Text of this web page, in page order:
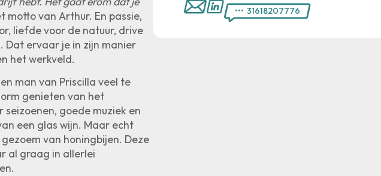
motto van Arthur. En passie,
liefde voor de natuur, drive
Dat ervaar je in zijn manier
het werkveld.
man van Priscilla veel te
genieten van het
goede muziek en
een glas wijn. Maar echt
van honingbijen. Deze
al graag in allerlei
••• 31618207776